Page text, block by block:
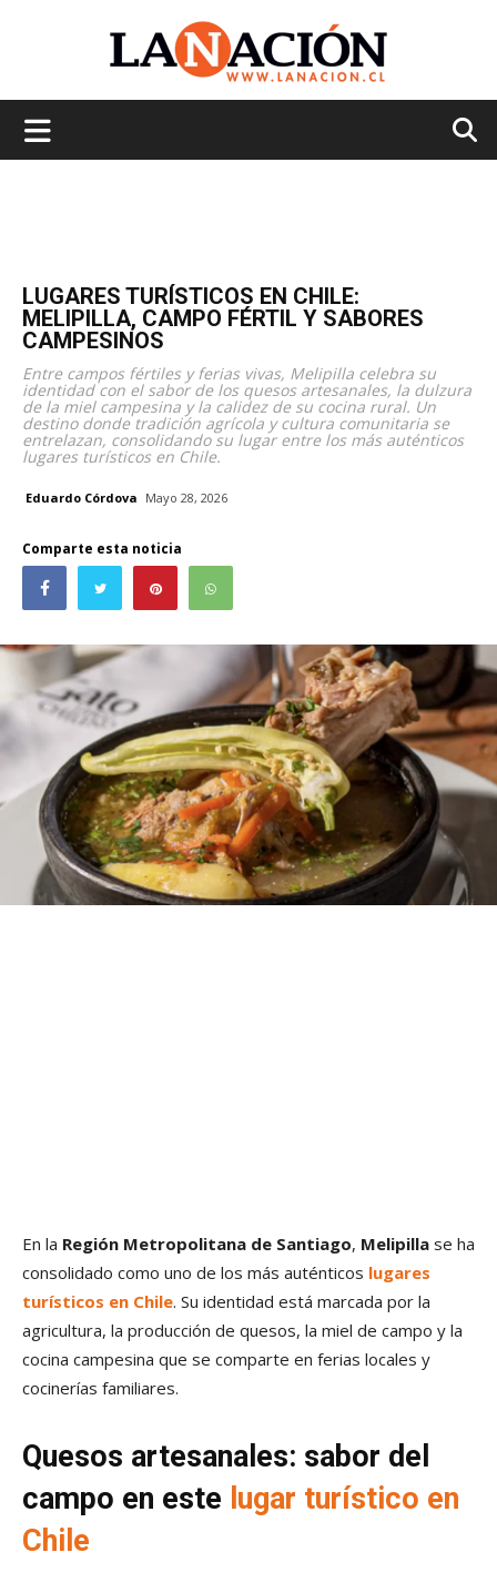
LUGARES TURÍSTICOS EN CHILE:
MELIPILLA, CAMPO FÉRTIL Y SABORES
CAMPESINOS
Entre campos fértiles y ferias vivas, Melipilla celebra su
identidad con el sabor de los quesos artesanales, la dulzura
de la miel campesina y la calidez de su cocina rural. Un
destino donde tradición agrícola y cultura comunitaria se
entrelazan, consolidando su lugar entre los más auténticos
lugares turísticos en Chile.
Eduardo Córdova Mayo 28, 2026
Comparte esta noticia
En la Región Metropolitana de Santiago, Melipilla se ha
consolidado como uno de los más auténticos lugares
turísticos en Chile. Su identidad está marcada por la
agricultura, la producción de quesos, la miel de campo y la
cocina campesina que se comparte en ferias locales y
cocinerías familiares.
Quesos artesanales: sabor del
campo en este lugar turístico en
Chile